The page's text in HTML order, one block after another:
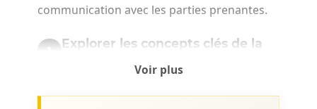
communication avec les parties prenantes.
Explorer les concepts clés de la
Les participant·es abordent les bases de la
pratique : utilité du service (service utility),
Voir plus